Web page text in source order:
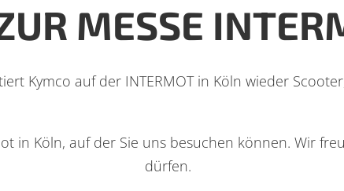
MESSE
Kymco auf der INTERMOT in Köln wieder
in Köln, auf der Sie uns besuchen können. Wir
dürfen.